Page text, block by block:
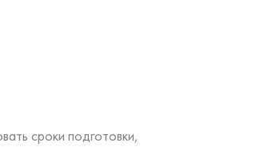
сроки подготовки,